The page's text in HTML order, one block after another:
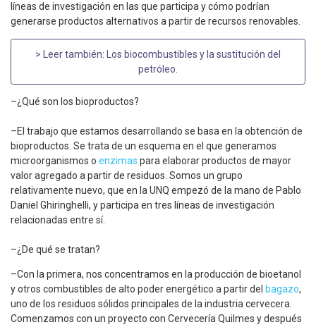
líneas de investigación en las que participa y cómo podrían
generarse productos alternativos a partir de recursos renovables.
> Leer también: Los biocombustibles y la sustitución del
petróleo
–¿Qué son los bioproductos?
–El trabajo que estamos desarrollando se basa en la obtención de
bioproductos. Se trata de un esquema en el que generamos
microorganismos o enzimas para elaborar productos de mayor
valor agregado a partir de residuos. Somos un grupo
relativamente nuevo, que en la UNQ empezó de la mano de Pablo
Daniel Ghiringhelli, y participa en tres líneas de investigación
relacionadas entre sí.
–¿De qué se tratan?
–Con la primera, nos concentramos en la producción de bioetanol
y otros combustibles de alto poder energético a partir del bagazo,
uno de los residuos sólidos principales de la industria cervecera.
Comenzamos con un proyecto con Cervecería Quilmes y después